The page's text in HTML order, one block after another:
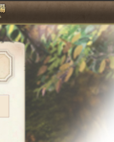
闘技場